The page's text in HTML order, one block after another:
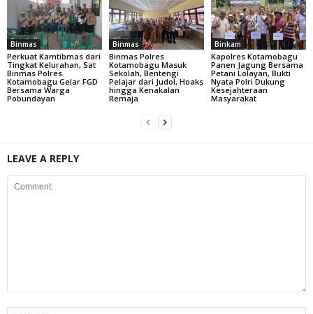
Binmas
Perkuat Kamtibmas dari
Tingkat Kelurahan, Sat
Binmas Polres
Kotamobagu Gelar FGD
Bersama Warga
Pobundayan
Binmas
Binmas Polres
Kotamobagu Masuk
Sekolah, Bentengi
Pelajar dari Judol, Hoaks
hingga Kenakalan
Remaja
Binkam
Kapolres Kotamobagu
Panen Jagung Bersama
Petani Lolayan, Bukti
Nyata Polri Dukung
Kesejahteraan
Masyarakat
LEAVE A REPLY